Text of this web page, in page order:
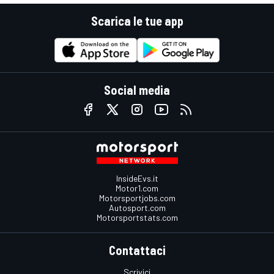
Scarica le tue app
Social media
InsideEvs.it
Motor1.com
Motorsportjobs.com
Autosport.com
Motorsportstats.com
Contattaci
Scrivici